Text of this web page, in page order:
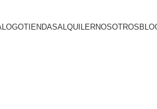
TIENDASALQUILERNOSOTROS